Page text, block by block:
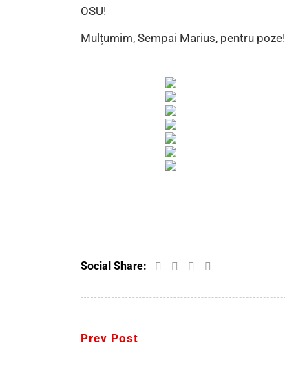
OSU!
Mulțumim, Sempai Marius, pentru poze!
Social Share:
Prev Post